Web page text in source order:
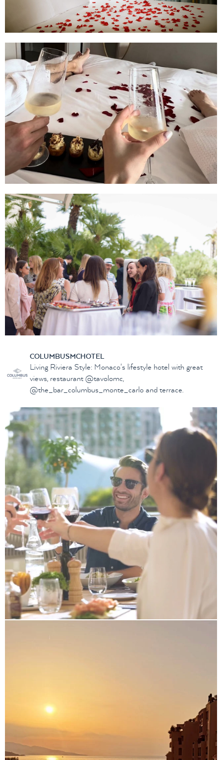
COLUMBUSMCHOTEL
Living Riviera Style: Monaco's lifestyle hotel with great
views, restaurant @tavolomc,
@the_bar_columbus_monte_carlo and terrace.